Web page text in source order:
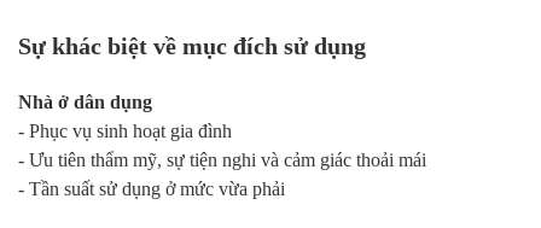
Sự khác biệt về mục đích sử dụng
Nhà ở dân dụng
- Phục vụ sinh hoạt gia đình
- Ưu tiên thẩm mỹ, sự tiện nghi và cảm giác thoải mái
- Tần suất sử dụng ở mức vừa phải